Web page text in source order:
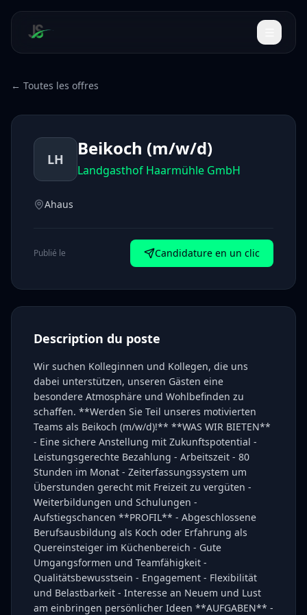
← Toutes les offres
LH Beikoch (m/w/d)
Landgasthof Haarmühle GmbH
Ahaus
Publié le Candidature en un clic
Description du poste
Wir suchen Kolleginnen und Kollegen, die uns
dabei unterstützen, unseren Gästen eine
besondere Atmosphäre und Wohlbefinden zu
schaffen. **Werden Sie Teil unseres motivierten
Teams als Beikoch (m/w/d)!** **WAS WIR BIETEN**
- Eine sichere Anstellung mit Zukunftspotential -
Leistungsgerechte Bezahlung - Arbeitszeit - 80
Stunden im Monat - Zeiterfassungssystem um
Überstunden gerecht mit Freizeit zu vergüten -
Weiterbildungen und Schulungen -
Aufstiegschancen **PROFIL** - Abgeschlossene
Berufsausbildung als Koch oder Erfahrung als
Quereinsteiger im Küchenbereich - Gute
Umgangsformen und Teamfähigkeit -
Qualitätsbewusstsein - Engagement - Flexibilität
und Belastbarkeit - Interesse an Neuem und Lust
am einbringen persönlicher Ideen **AUFGABEN** -